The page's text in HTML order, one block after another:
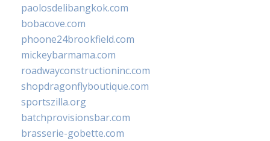
paolosdelibangkok.com
bobacove.com
phoone24brookfield.com
mickeybarmama.com
roadwayconstructioninc.com
shopdragonflyboutique.com
sportszilla.org
batchprovisionsbar.com
brasserie-gobette.com